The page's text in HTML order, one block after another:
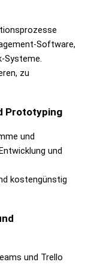
Software,
Systeme.
zu
Prototyping
und
und
kostengünstig
und Trello